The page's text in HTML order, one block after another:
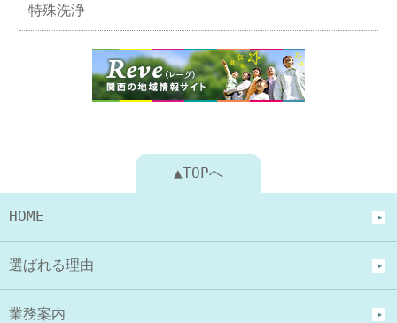
特殊洗浄
▲TOPへ
HOME
選ばれる理由
業務案内